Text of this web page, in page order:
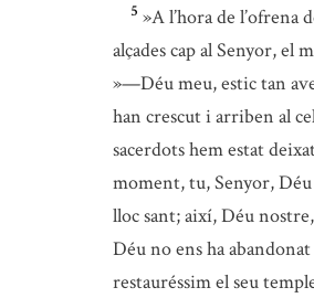
5 »A l’hora de l’ofrena
alçades cap al Senyor, el
»—Déu meu, estic tan
han crescut i arriben al
sacerdots hem estat
moment, tu, Senyor, Déu
lloc sant; així, Déu
Déu no ens ha
restauréssim el seu